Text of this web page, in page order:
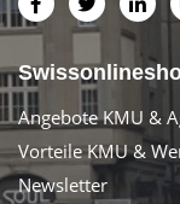
Angebote KMU &
Vorteile KMU &
Newsletter